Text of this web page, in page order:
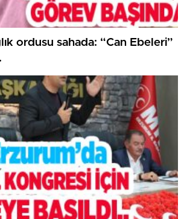
ordusu sahada: “Can Ebeleri”